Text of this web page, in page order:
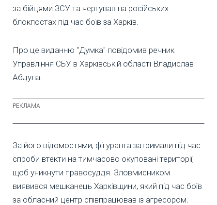
за бійцями ЗСУ та чергував на російських
блокпостах під час боїв за Харків.
Про це виданню "Думка" повідомив речник
Управління СБУ в Харківській області Владислав
Абдула.
За його відомостями, фігуранта затримали під час
спроби втекти на тимчасово окуповані території,
щоб уникнути правосуддя. Зловмисником
виявився мешканець Харківщини, який під час боїв
за обласний центр співпрацював із агресором.